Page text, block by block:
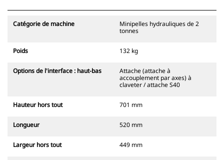
Catégorie de machine
Minipelles hydrauliques de 2
tonnes
Poids 132 kg
Options de l'interface : haut-bas
Attache (attache à
accouplement par axes) à
claveter / attache S40
Hauteur hors tout 701 mm
Longueur 520 mm
Largeur hors tout 449 mm